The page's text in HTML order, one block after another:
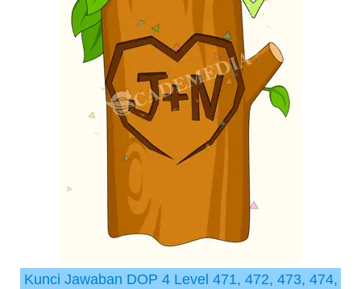
Kunci Jawaban DOP 4 Level 471, 472, 473, 474,